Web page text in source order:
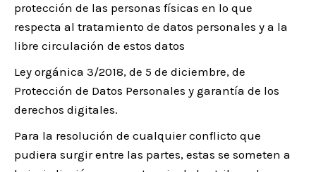
protección de las personas físicas en lo que
respecta al tratamiento de datos personales y a la
libre circulación de estos datos
Ley orgánica 3/2018, de 5 de diciembre, de
Protección de Datos Personales y garantía de los
derechos digitales.
Para la resolución de cualquier conflicto que
pudiera surgir entre las partes, estas se someten a